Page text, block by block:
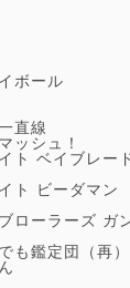
ボール
直線
ッシュ！
ト ベイブレー
ト ビーダマン
ローラーズ ガ
も鑑定団（再）